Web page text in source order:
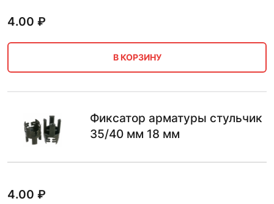
4.00 ₽
В КОРЗИНУ
Фиксатор арматуры стульчик
35/40 мм 18 мм
4.00 ₽